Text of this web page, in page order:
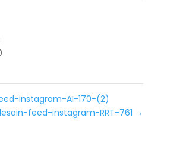
instagram-AI-170-(2)
feed-instagram-RRT-761 →